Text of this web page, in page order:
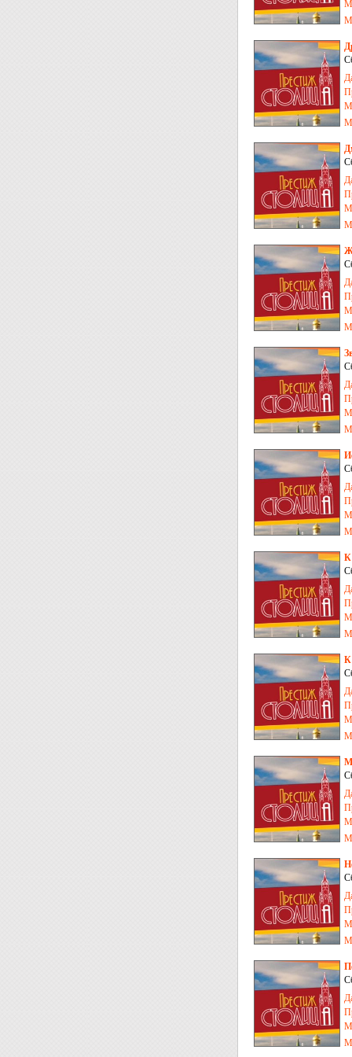
К
К